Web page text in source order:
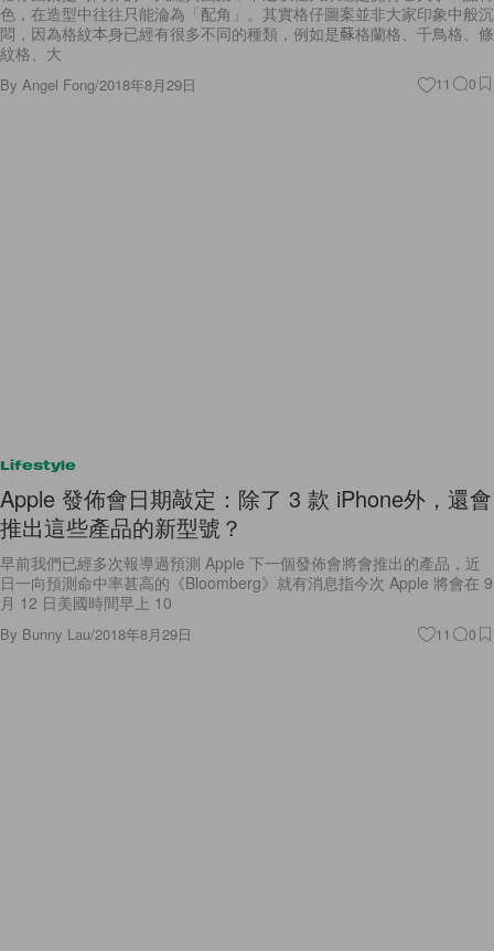
色，在造型中往往只能淪為「配角」。其實格仔圖案並非大家印象中般沉
悶，因為格紋本身已經有很多不同的種類，例如是蘇格蘭格、千鳥格、條
紋格、大
By Angel Fong/2018年8月29日 11 0
Lifestyle
Apple 發佈會日期敲定：除了 3 款 iPhone外，還會
推出這些產品的新型號？
早前我們已經多次報導過預測 Apple 下一個發佈會將會推出的產品，近
日一向預測命中率甚高的《Bloomberg》就有消息指今次 Apple 將會在 9
月 12 日美國時間早上 10
By Bunny Lau/2018年8月29日 11 0